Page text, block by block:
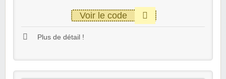
Voir le code
Plus de détail !